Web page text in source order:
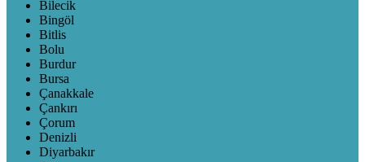
Bilecik
Bingöl
Bitlis
Bolu
Burdur
Bursa
Çanakkale
Çankırı
Çorum
Denizli
Diyarbakır